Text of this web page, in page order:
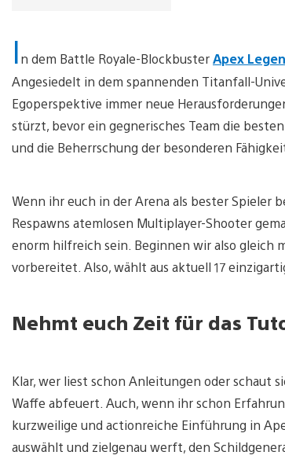
In dem Battle Royale-BlockbusterApex
Angesiedelt in dem spannenden Titanfall-
Egoperspektive immer neue
stürzt, bevor ein gegnerisches Team die
und die Beherrschung der besonderen
Wenn ihr euch in der Arena als bester Spieler
Respawns atemlosen Multiplayer-Shooter
enorm hilfreich sein. Beginnen wir also gleich
vorbereitet. Also, wählt aus aktuell 17
Nehmt euch Zeit für das
Klar, wer liest schon Anleitungen oder schaut
Waffe abfeuert. Auch, wenn ihr schon
kurzweilige und actionreiche Einführung in
auswählt und zielgenau werft, den